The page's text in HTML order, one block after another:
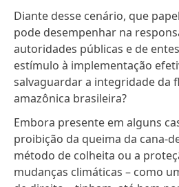
Diante desse cenário, que
pode desempenhar na
autoridades públicas e de
estímulo à implementação
salvaguardar a integridade da
amazônica brasileira?
Embora presente em alguns
proibição da queima da cana-
método de colheita ou a
mudanças climáticas – como